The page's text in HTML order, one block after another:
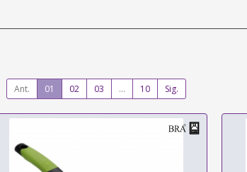
Ant. 01 02 03 ... 10 Sig.